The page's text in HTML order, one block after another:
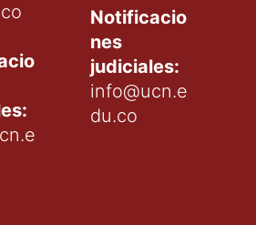
Notificacio
nes
judiciales:
info@ucn.e
du.co